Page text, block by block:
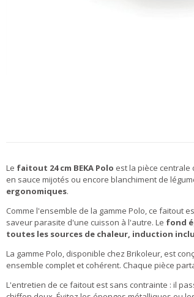
Le faitout 24 cm BEKA Polo est la pièce
en sauce mijotés ou encore blanchiment de
ergonomiques.
Comme l'ensemble de la gamme Polo, ce faitout
saveur parasite d'une cuisson à l'autre. Le fond
toutes les sources de chaleur, induction
La gamme Polo, disponible chez Brikoleur, est
ensemble complet et cohérent. Chaque pièce
L'entretien de ce faitout est sans contrainte : il